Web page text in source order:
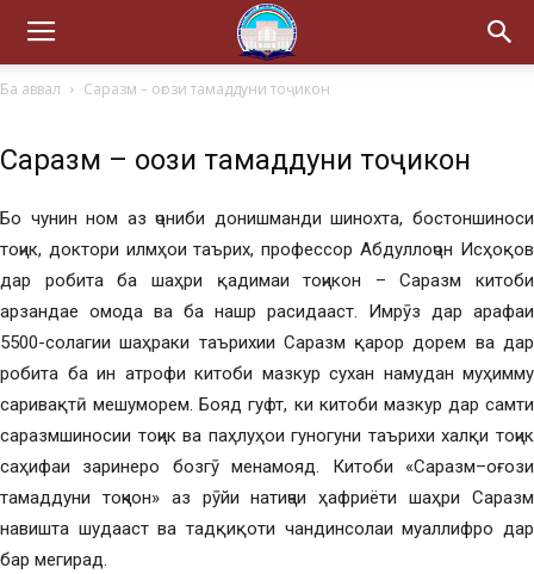
Ба аввал Саразм – оғози тамаддуни тоҷикон
Саразм – оғози тамаддуни тоҷикон
Бо чунин ном аз ҷониби донишманди шинохта, бостоншиноси
тоҷик, доктори илмҳои таърих, профессор Абдуллоҷон Исҳоқов
дар робита ба шаҳри қадимаи тоҷикон – Саразм китоби
арзандае омода ва ба нашр расидааст. Имрӯз дар арафаи
5500-солагии шаҳраки таърихии Саразм қарор дорем ва дар
робита ба ин атрофи китоби мазкур сухан намудан муҳимму
саривақтӣ мешуморем. Бояд гуфт, ки китоби мазкур дар самти
саразмшиносии тоҷик ва паҳлуҳои гуногуни таърихи халқи тоҷик
саҳифаи заринеро бозгӯ менамояд. Китоби «Саразм–оғози
тамаддуни тоҷкон» аз рӯйи натиҷаи ҳафриёти шаҳри Саразм
навишта шудааст ва тадқиқоти чандинсолаи муаллифро дар
бар мегирад.